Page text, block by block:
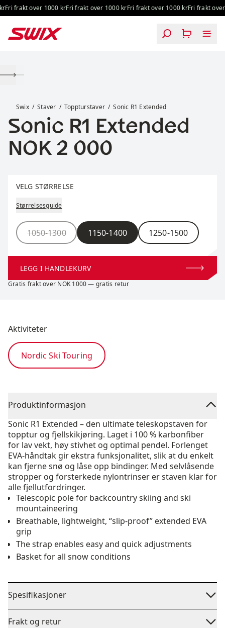
Hopp til innhold
frakt over 1000 kr Fri frakt over 1000 krFri frakt over 1000 krFri frakt over
Swix Staver Toppturstaver Sonic R1 Extended
Sonic R1 Extended
Pris:
NOK 2 000
VELG STØRRELSE
Størrelsesguide
Størrelse
1050-1300 1150-1400 1250-1500
LEGG I HANDLEKURV
Gratis frakt over NOK 1000 — gratis retur
Aktiviteter
Nordic Ski Touring
Produktinformasjon
Sonic R1 Extended – den ultimate teleskopstaven for
topptur og fjellskikjøring. Laget i 100 % karbonfiber
for lav vekt, høy stivhet og optimal pendel. Forlenget
EVA-håndtak gir ekstra funksjonalitet, slik at du enkelt
kan fjerne snø og låse opp bindinger. Med selvlåsende
stropper og forsterkede nylontrinser er staven klar for
alle fjellutfordringer.
Telescopic pole for backcountry skiing and ski
mountaineering
Breathable, lightweight, “slip-proof” extended EVA
grip
The strap enables easy and quick adjustments
Basket for all snow conditions
Spesifikasjoner
Frakt og retur